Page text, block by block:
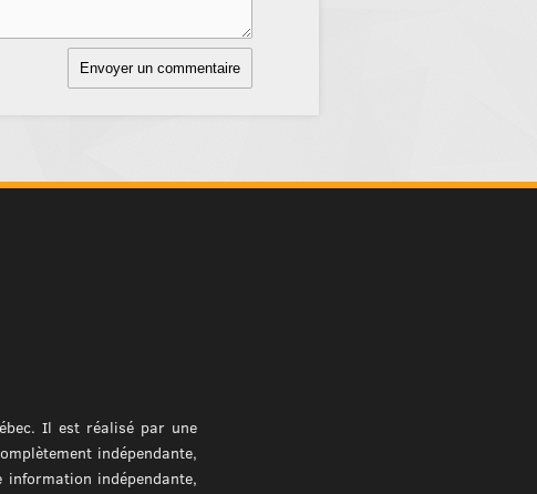
Il est réalisé par une
indépendante,
indépendante,